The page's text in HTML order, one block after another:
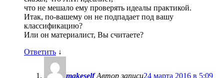
что не мешало ему проверять идеалы практикой.
Итак, по-вашему он не подпадает под вашу
классификацию?
Или он материалист, Вы считаете?
Ответить ↓
makeself Автор записи24 марта 2016 в 5:09